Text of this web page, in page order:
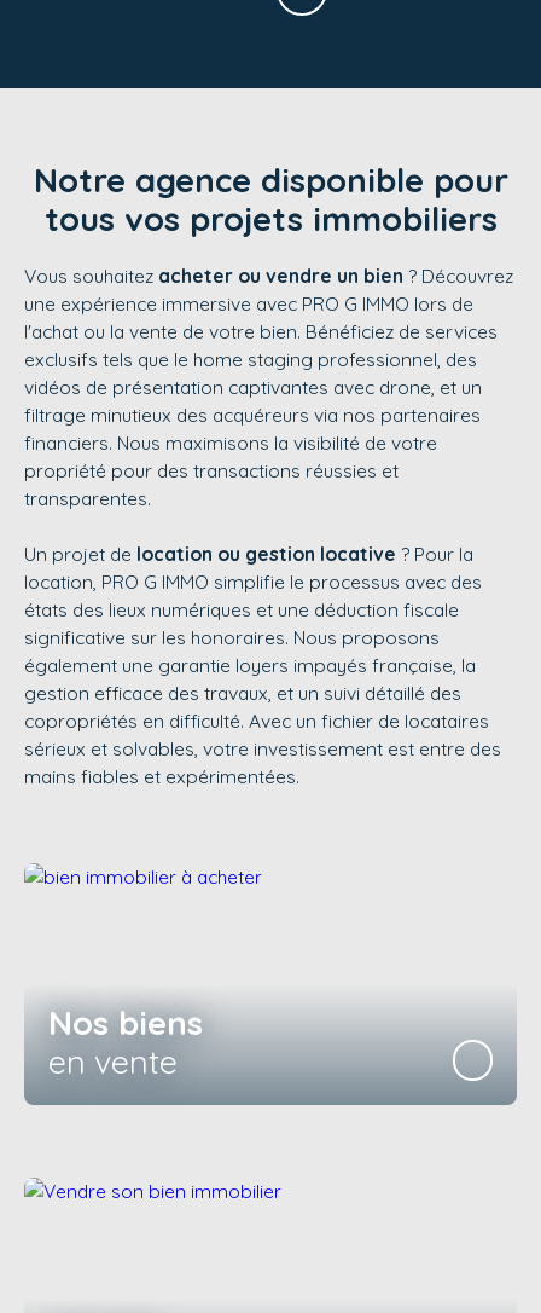
Notre agence disponible pour
tous vos projets immobiliers
Vous souhaitez acheter ou vendre un bien ? Découvrez
une expérience immersive avec PRO G IMMO lors de
l'achat ou la vente de votre bien. Bénéficiez de services
exclusifs tels que le home staging professionnel, des
vidéos de présentation captivantes avec drone, et un
filtrage minutieux des acquéreurs via nos partenaires
financiers. Nous maximisons la visibilité de votre
propriété pour des transactions réussies et
transparentes.
Un projet de location ou gestion locative ? Pour la
location, PRO G IMMO simplifie le processus avec des
états des lieux numériques et une déduction fiscale
significative sur les honoraires. Nous proposons
également une garantie loyers impayés française, la
gestion efficace des travaux, et un suivi détaillé des
copropriétés en difficulté. Avec un fichier de locataires
sérieux et solvables, votre investissement est entre des
mains fiables et expérimentées.
Nos biens
en vente